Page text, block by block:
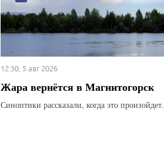
12:30, 5 авг 2026
Жара вернётся в Магнитогорск
Синоптики рассказали, когда это произойдет.